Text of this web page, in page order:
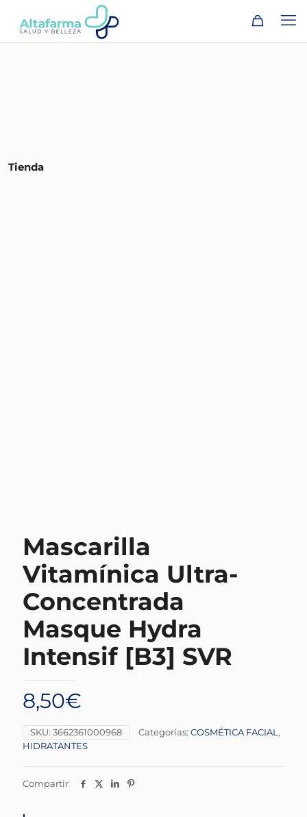
Tienda
Mascarilla
Vitamínica Ultra-
Concentrada
Masque Hydra
Intensif [B3] SVR
8,50€
SKU: 3662361000968 Categorías: COSMÉTICA FACIAL ,
HIDRATANTES
Compartir